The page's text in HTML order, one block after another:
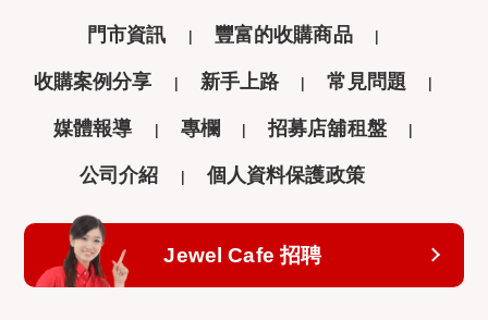
門市資訊 豐富的收購商品
收購案例分享 新手上路 常見問題
媒體報導 專欄 招募店舖租盤
公司介紹 個人資料保護政策
Jewel Cafe 招聘